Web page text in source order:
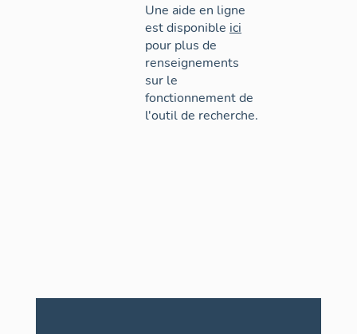
Une aide en ligne
est disponible ici
pour plus de
renseignements
sur le
fonctionnement de
l'outil de recherche.